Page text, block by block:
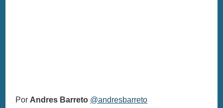
Por Andres Barreto @andresbarreto